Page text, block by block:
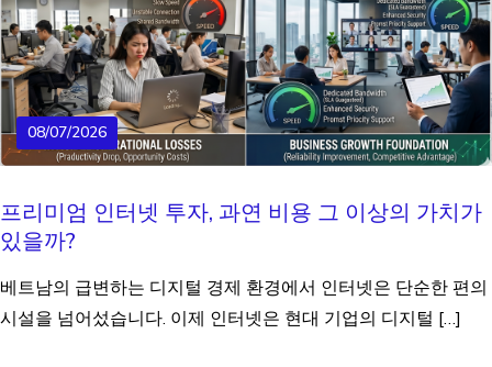
08/07/2026
프리미엄 인터넷 투자, 과연 비용 그 이상의 가치가
있을까?
베트남의 급변하는 디지털 경제 환경에서 인터넷은 단순한 편의
시설을 넘어섰습니다. 이제 인터넷은 현대 기업의 디지털 […]